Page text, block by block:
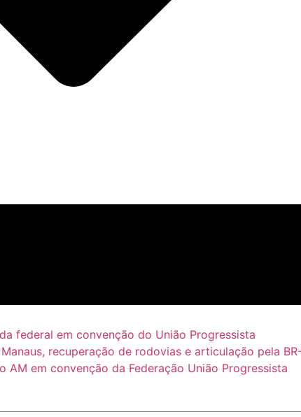
federal em convenção do União Progressista
recuperação de rodovias e articulação pela
em convenção da Federação União Progressista